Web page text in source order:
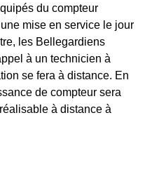
du compteur
mise en service le jour
les Bellegardiens
à un technicien à
se fera à distance. En
de compteur sera
à distance à